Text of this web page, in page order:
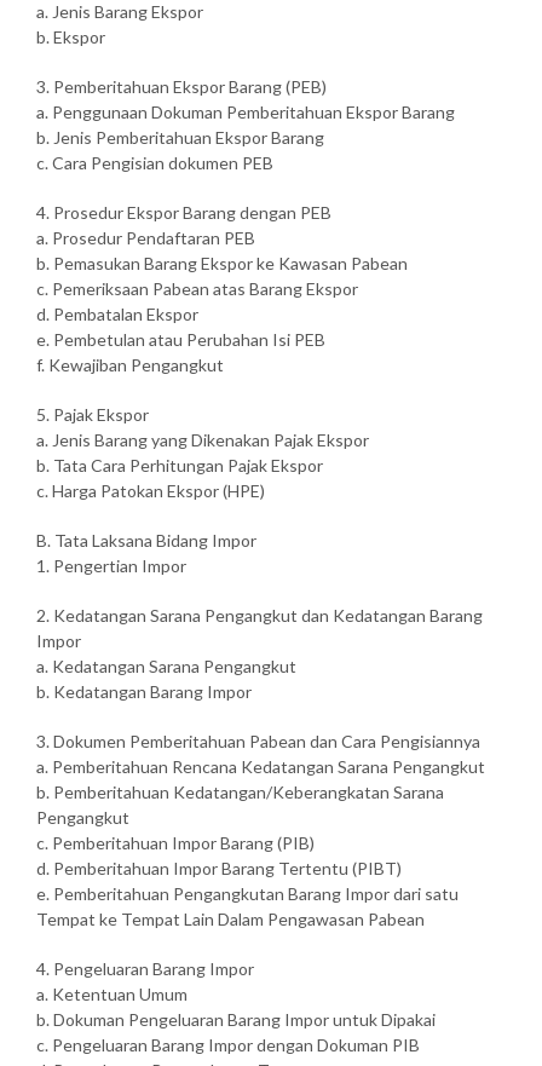
a. Jenis Barang Ekspor
b. Ekspor
3. Pemberitahuan Ekspor Barang (PEB)
a. Penggunaan Dokuman Pemberitahuan Ekspor Barang
b. Jenis Pemberitahuan Ekspor Barang
c. Cara Pengisian dokumen PEB
4. Prosedur Ekspor Barang dengan PEB
a. Prosedur Pendaftaran PEB
b. Pemasukan Barang Ekspor ke Kawasan Pabean
c. Pemeriksaan Pabean atas Barang Ekspor
d. Pembatalan Ekspor
e. Pembetulan atau Perubahan Isi PEB
f. Kewajiban Pengangkut
5. Pajak Ekspor
a. Jenis Barang yang Dikenakan Pajak Ekspor
b. Tata Cara Perhitungan Pajak Ekspor
c. Harga Patokan Ekspor (HPE)
B. Tata Laksana Bidang Impor
1. Pengertian Impor
2. Kedatangan Sarana Pengangkut dan Kedatangan Barang
Impor
a. Kedatangan Sarana Pengangkut
b. Kedatangan Barang Impor
3. Dokumen Pemberitahuan Pabean dan Cara Pengisiannya
a. Pemberitahuan Rencana Kedatangan Sarana Pengangkut
b. Pemberitahuan Kedatangan/Keberangkatan Sarana
Pengangkut
c. Pemberitahuan Impor Barang (PIB)
d. Pemberitahuan Impor Barang Tertentu (PIBT)
e. Pemberitahuan Pengangkutan Barang Impor dari satu
Tempat ke Tempat Lain Dalam Pengawasan Pabean
4. Pengeluaran Barang Impor
a. Ketentuan Umum
b. Dokuman Pengeluaran Barang Impor untuk Dipakai
c. Pengeluaran Barang Impor dengan Dokuman PIB